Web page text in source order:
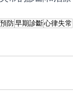
防早期診斷心律失常